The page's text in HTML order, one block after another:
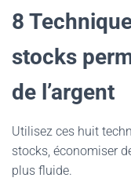
8
stocks
de l’argent
Utilisez ces huit
stocks, économiser
plus fluide.